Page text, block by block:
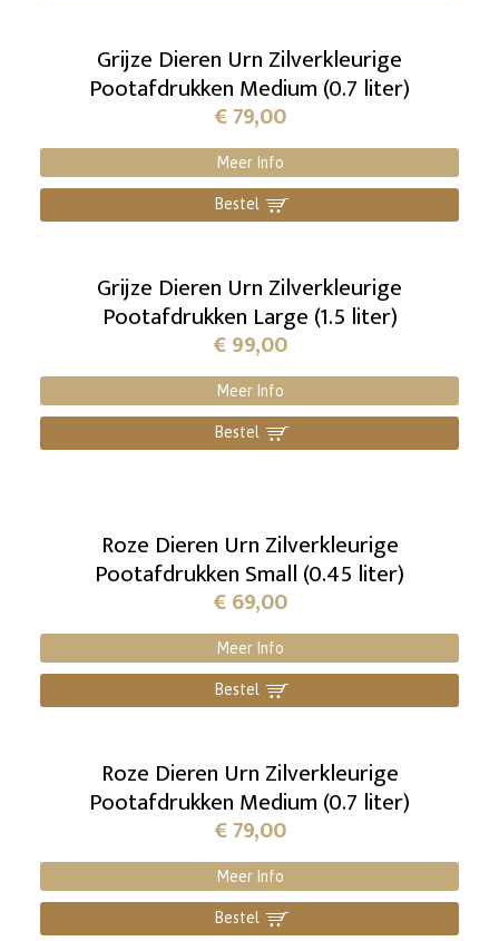
Grijze Dieren Urn Zilverkleurige
Pootafdrukken Medium (0.7 liter)
€79,00
Meer Info
Bestel ]
Grijze Dieren Urn Zilverkleurige
Pootafdrukken Large (1.5 liter)
€99,00
Meer Info
Bestel ]
Roze Dieren Urn Zilverkleurige
Pootafdrukken Small (0.45 liter)
€69,00
Meer Info
Bestel ]
Roze Dieren Urn Zilverkleurige
Pootafdrukken Medium (0.7 liter)
€79,00
Meer Info
Bestel ]